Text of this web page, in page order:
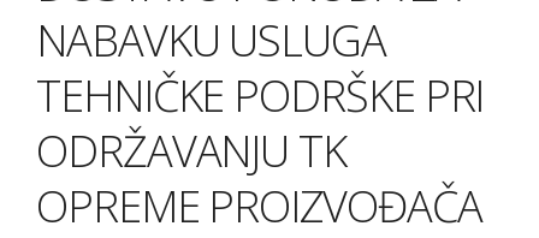
NABAVKU USLUGA
TEHNIČKE PODRŠKE PRI
ODRŽAVANJU TK
OPREME PROIZVOĐAČA